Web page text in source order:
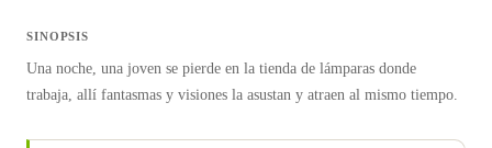
SINOPSIS
Una noche, una joven se pierde en la tienda de lámparas donde
trabaja, allí fantasmas y visiones la asustan y atraen al mismo tiempo.